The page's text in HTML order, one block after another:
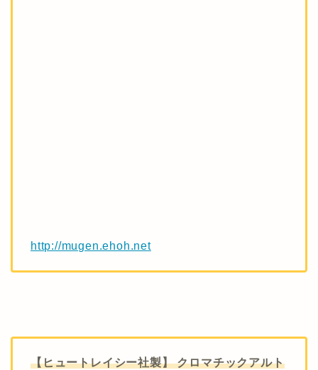
http://mugen.ehoh.net
【ヒュートレイシー社製】 クロマチックアルト